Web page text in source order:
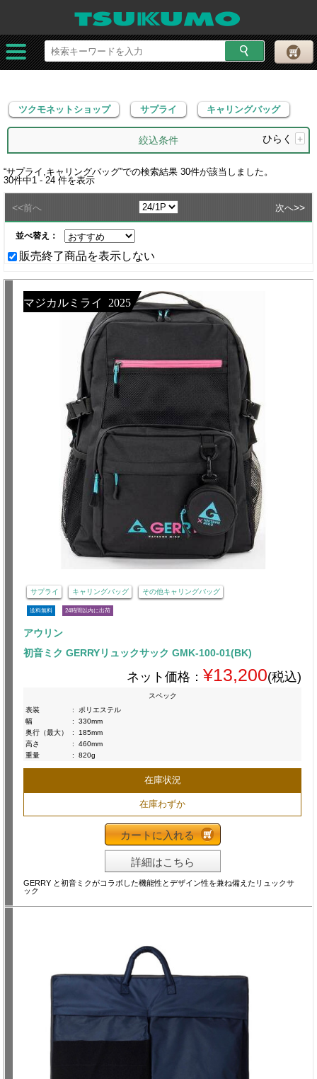
ツクモネットショップ サプライ キャリングバッグ
ツクモネットショップ サプライ キャリングバッグ
絞込条件 ひらく +
“サプライ,キャリングバッグ”での検索結果 30件が該当しました。
30件中1 - 24 件を表示
<<前へ 次へ>>
並べ替え：
販売終了商品を表示しない
マジカルミライ 2025
サプライ キャリングバッグ その他キャリングバッグ
送料無料 24時間以内に出荷
アウリン
初音ミク GERRYリュックサック GMK-100-01(BK)
ネット価格： ¥13,200(税込)
スペック
表装
:
ポリエステル
幅
:
330mm
奥行（最大）
:
185mm
高さ
:
460mm
重量
: 820g
在庫状況
在庫わずか
カートに入れる
詳細はこちら
GERRY と初音ミクがコラボした機能性とデザイン性を兼ね備えたリュックサ
ック